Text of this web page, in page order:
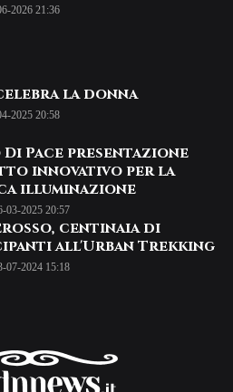
2026 21:36
la donna
2025 20:58
Pace presentazione
innovativo per la
illuminazione
03-2025 20:57
centinaia di
all'Urban Trekking
07-2024 15:18